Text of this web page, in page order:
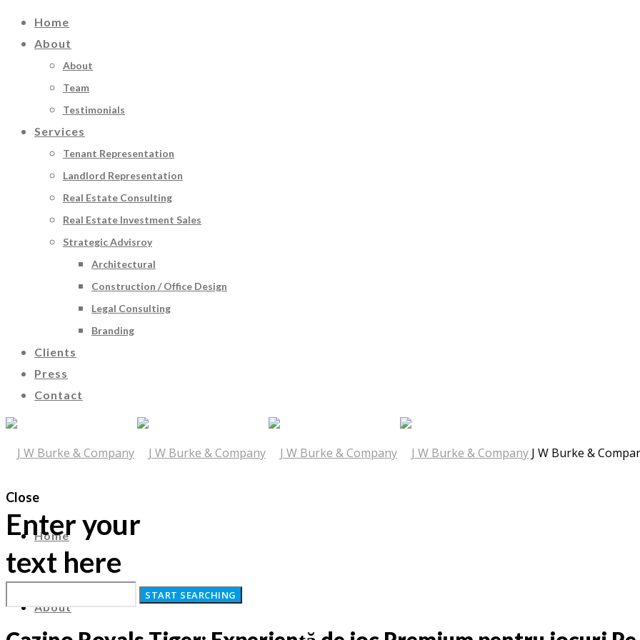
Home
About
About
Team
Testimonials
Services
Tenant Representation
Landlord Representation
Real Estate Consulting
Real Estate Investment Sales
Strategic Advisroy
Architectural
Construction / Office Design
Legal Consulting
Branding
Clients
Press
Contact
J W Burke &
Home
About
Close
Enter your
text here